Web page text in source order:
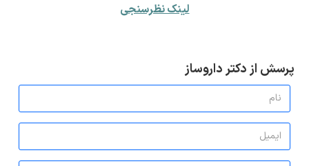
لینک نظرسنجی
پرسش از دکتر داروساز